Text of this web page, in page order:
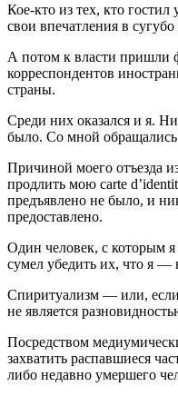
Кое-кто из тех, кто гостил
свои впечатления в
А потом к власти пришли
корреспондентов
страны.
Среди них оказался и я.
было. Со мной
Причиной моего отъезда
продлить мою carte
предъявлено не было, и
предоставлено.
Один человек, с которым я
сумел убедить их, что я —
Спиритуализм — или,
не является
Посредством
захватить распавшиеся
либо недавно умершего